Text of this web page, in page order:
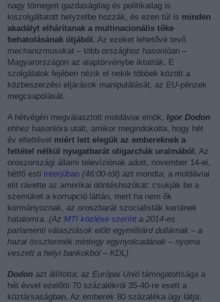
nagy tömegeit gazdaságilag és politikailag is
kiszolgáltatott helyzetbe hozzák, és ezen túl is minden
akadályt elhárítanak a multinacionális tőke
behatolásának útjából. Az ezeket lehetővé tevő
mechanizmusokat – több országhoz hasonlóan –
Magyarországon az alaptörvénybe iktatták. E
szolgálatok fejében nézik el nekik többek között a
közbeszerzési eljárások manipulálását, az EU-pénzek
megcsapolását.
A hétvégén megválasztott moldáviai elnök, Igor Dodon
ehhez hasonlóra utalt, amikor megindokolta, hogy hét
év elteltével miért lett elegük az embereknek a
feltétel nélkül nyugatbarát oligarchák uralmából. Az
oroszországi állami televíziónak adott, november 14-ei,
hétfő esti interjúban (46:00-tól) azt mondta: a moldáviai
elit rávette az amerikai döntéshozókat: csukják be a
szemüket a korrupció láttán, mert ha nem ők
kormányoznak, az oroszbarát szocialisták kerülnek
hatalomra. (Az MTI közlése szerint a 2014-es
parlamenti választások előtt egymilliárd dollárnak – a
hazai össztermék mintegy egynyolcadának – nyoma
veszett a helyi bankokból – KDL)
Dodon azt állította: az Európai Unió támogatottsága a
hét évvel ezelőtti 70 százalékról 35-40-re esett a
köztársaságban. Az emberek 80 százaléka úgy látja: